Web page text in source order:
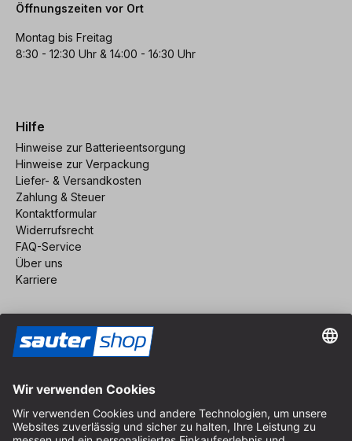
Öffnungszeiten vor Ort
Montag bis Freitag
8:30 - 12:30 Uhr & 14:00 - 16:30 Uhr
Hilfe
Hinweise zur Batterieentsorgung
Hinweise zur Verpackung
Liefer- & Versandkosten
Zahlung & Steuer
Kontaktformular
Widerrufsrecht
FAQ-Service
Über uns
Karriere
Impressum